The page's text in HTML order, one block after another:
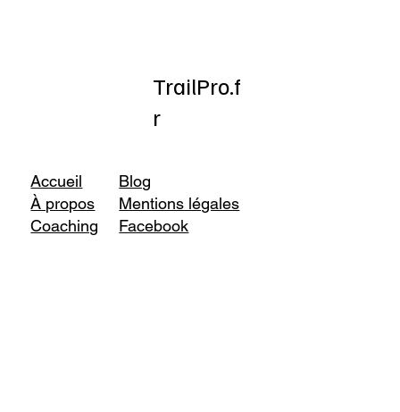
TrailPro.f
r
Accueil
À propos
Coaching
Blog
Mentions légales
Facebook